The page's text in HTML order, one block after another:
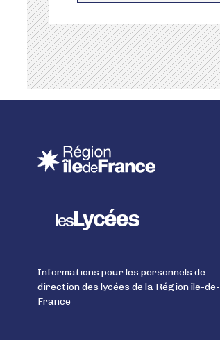
lesLycées
Informations pour les personnels de
direction des lycées de la Région île-de-
France